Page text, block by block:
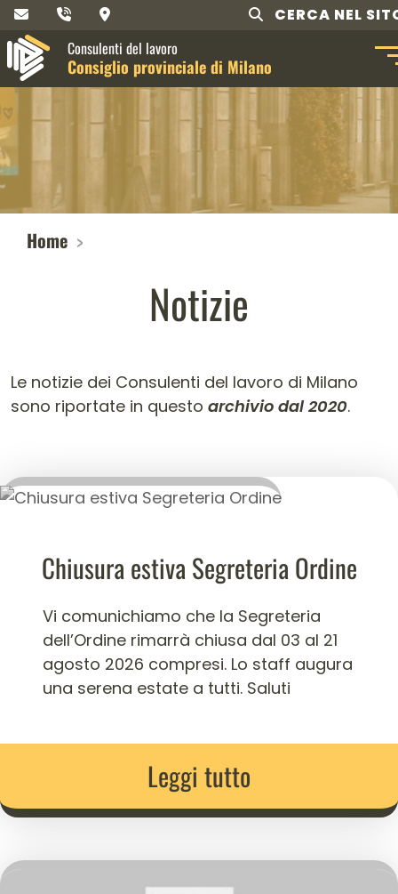
CERCA NEL
Consulenti del lavoro
Consiglio provinciale di Milano
Home
Notizie
Le notizie dei Consulenti del lavoro di Milano
sono riportate in questo archivio dal 2020.
Chiusura estiva Segreteria Ordine
Vi comunichiamo che la Segreteria
dell’Ordine rimarrà chiusa dal 03 al 21
agosto 2026 compresi. Lo staff augura
una serena estate a tutti. Saluti
Leggi tutto